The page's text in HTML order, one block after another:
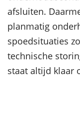
afsluiten.
planmatig
spoedsituaties
technische
staat altijd klaar